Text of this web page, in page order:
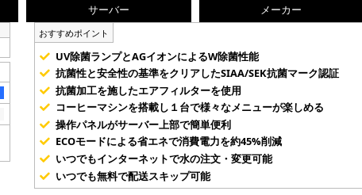
サーバー メーカー
おすすめポイント
UV除菌ランプとAGイオンによるW除菌性能
抗菌性と安全性の基準をクリアしたSIAA/SEK抗菌マーク認証
抗菌加工を施したエアフィルターを使用
コーヒーマシンを搭載し１台で様々なメニューが楽しめる
操作パネルがサーバー上部で簡単便利
ECOモードによる省エネで消費電力を約45%削減
いつでもインターネットで水の注文・変更可能
いつでも無料で配送スキップ可能